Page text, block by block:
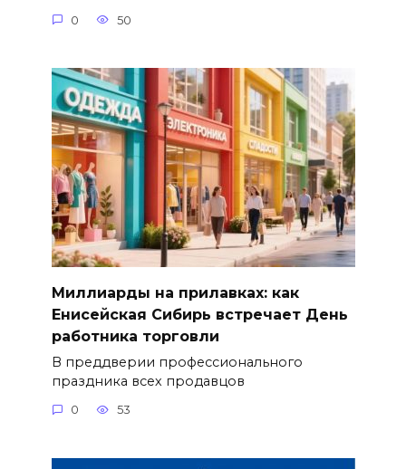
0 50
Миллиарды на прилавках: как
Енисейская Сибирь встречает День
работника торговли
В преддверии профессионального
праздника всех продавцов
0 53